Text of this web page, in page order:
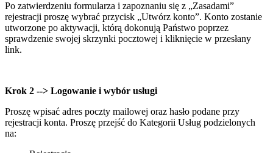
Po zatwierdzeniu formularza i zapoznaniu się z „Zasadami”
rejestracji proszę wybrać przycisk „Utwórz konto”. Konto zostanie
utworzone po aktywacji, którą dokonują Państwo poprzez
sprawdzenie swojej skrzynki pocztowej i kliknięcie w przesłany
link.
Krok 2 --> Logowanie i wybór usługi
Proszę wpisać adres poczty mailowej oraz hasło podane przy
rejestracji konta. Proszę przejść do Kategorii Usług podzielonych
na: